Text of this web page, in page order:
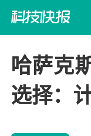
哈萨克
选择：